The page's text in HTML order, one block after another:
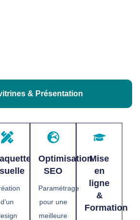
& Présentation
d’un
Optimisation
SEO
Paramétrage
pour une
meilleure
Mise
en
ligne
&
Formation